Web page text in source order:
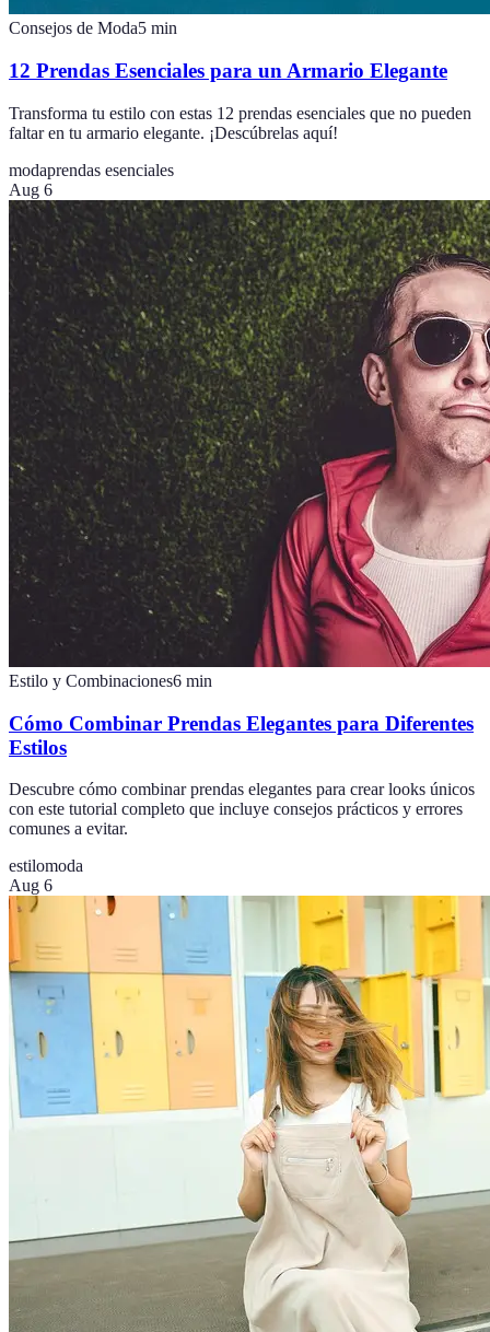
Consejos de Moda5 min
12 Prendas Esenciales para un Armario Elegante
Transforma tu estilo con estas 12 prendas esenciales que no pueden
faltar en tu armario elegante. ¡Descúbrelas aquí!
modaprendas esenciales
Aug 6
Estilo y Combinaciones6 min
Cómo Combinar Prendas Elegantes para Diferentes
Estilos
Descubre cómo combinar prendas elegantes para crear looks únicos
con este tutorial completo que incluye consejos prácticos y errores
comunes a evitar.
estilomoda
Aug 6